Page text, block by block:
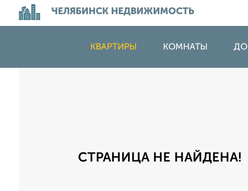
ЧЕЛЯБИНСК НЕДВИЖИМОСТЬ
КВАРТИРЫ КОМНАТЫ
СТРАНИЦА НЕ НАЙДЕНА!